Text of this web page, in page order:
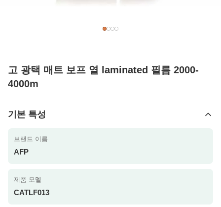
고 광택 매트 보프 열 laminated 필름 2000-
4000m
기본 특성
브랜드 이름
AFP
제품 모델
CATLF013